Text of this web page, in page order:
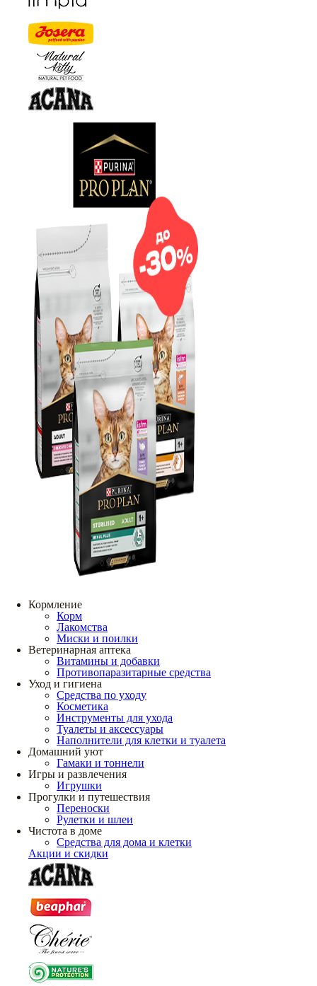
Кормление
Корм
Лакомства
Миски и поилки
Ветеринарная аптека
Витамины и добавки
Противопаразитарные средства
Уход и гигиена
Средства по уходу
Косметика
Инструменты для ухода
Туалеты и аксессуары
Наполнители для клетки и туалета
Домашний уют
Гамаки и тоннели
Игры и развлечения
Игрушки
Прогулки и путешествия
Переноски
Рулетки и шлеи
Чистота в доме
Средства для дома и клетки
Акции и скидки